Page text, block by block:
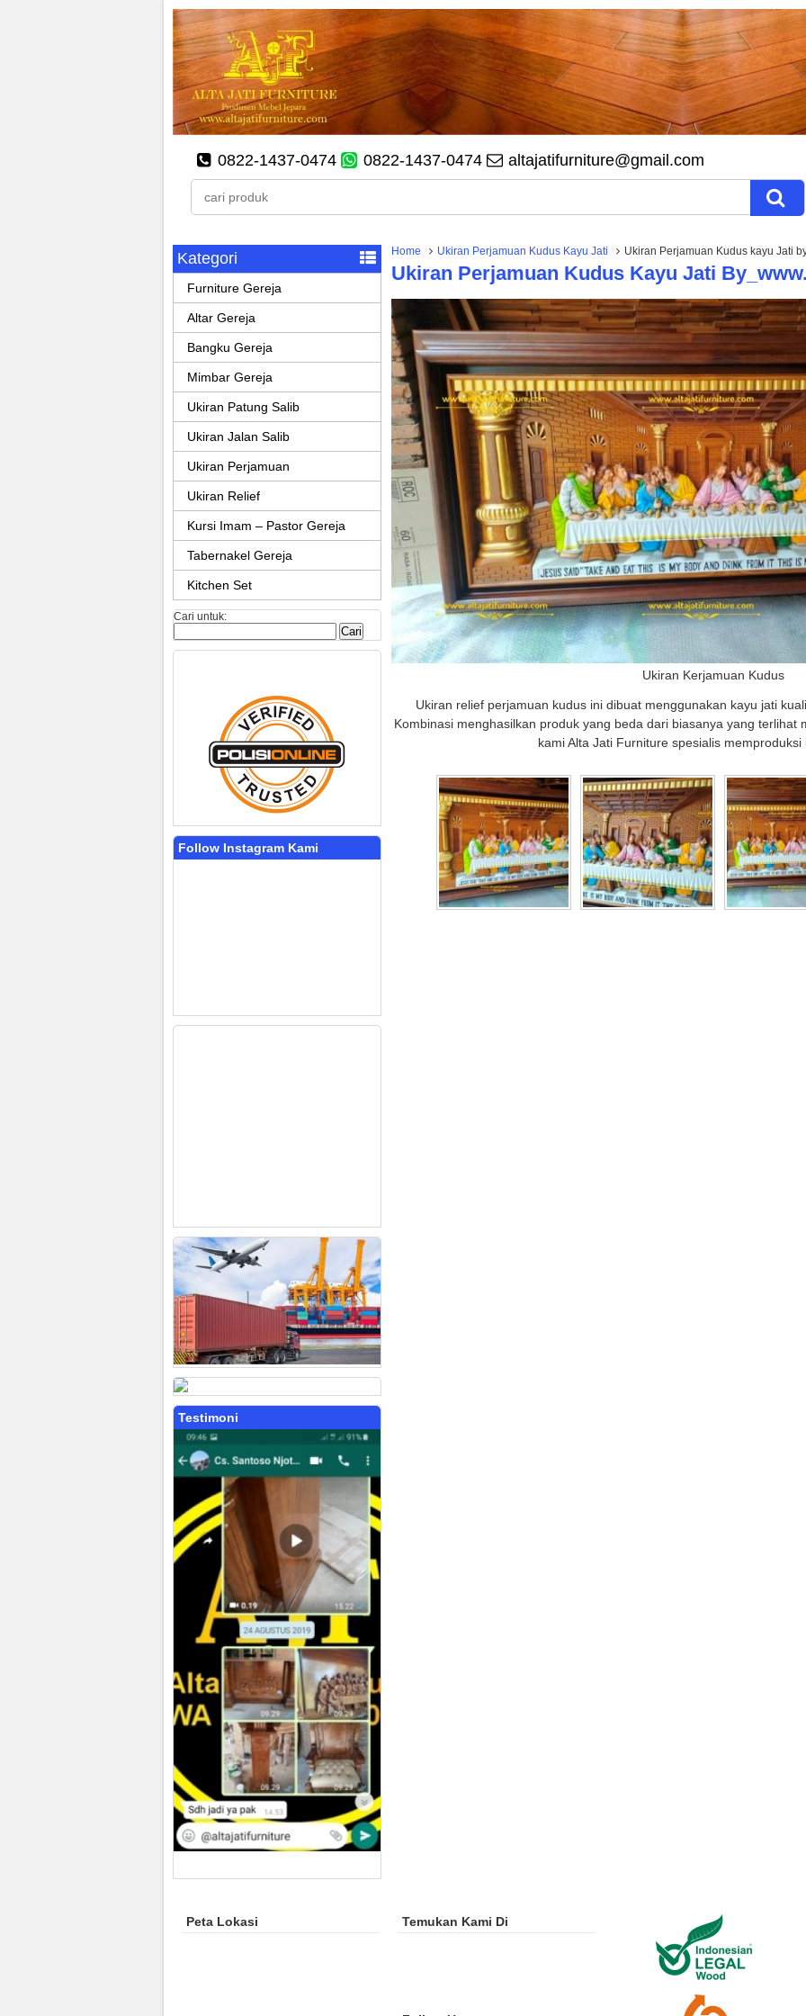
0822-1437-0474 0822-1437-0474 altajatifurniture@gmail.com
Home Ukiran Perjamuan Kudus Kayu Jati Ukiran Perjamuan Kudus kayu Jati
Ukiran Perjamuan Kudus Kayu Jati
Ukiran Kerjamuan Kudus
Ukiran relief perjamuan kudus ini dibuat menggunakan kayu jati
Kombinasi menghasilkan produk yang beda dari biasanya yang terlihat
kami Alta Jati Furniture spesialis memproduksi
Kategori
Furniture Gereja
Altar Gereja
Bangku Gereja
Mimbar Gereja
Ukiran Patung Salib
Ukiran Jalan Salib
Ukiran Perjamuan
Ukiran Relief
Kursi Imam – Pastor Gereja
Tabernakel Gereja
Kitchen Set
Cari untuk:
Follow Instagram Kami
Testimoni
Peta Lokasi Temukan Kami Di